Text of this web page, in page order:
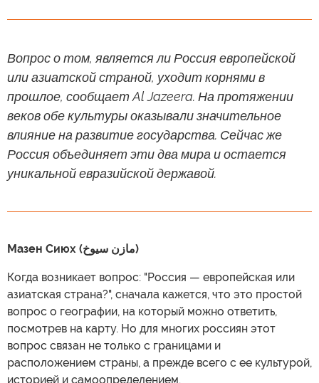
Вопрос о том, является ли Россия европейской
или азиатской страной, уходит корнями в
прошлое, сообщает Al Jazeera. На протяжении
веков обе культуры оказывали значительное
влияние на развитие государства. Сейчас же
Россия объединяет эти два мира и остается
уникальной евразийской державой.
Мазен Сиюх (مازن سيوخ)
Когда возникает вопрос: "Россия — европейская или
азиатская страна?", сначала кажется, что это простой
вопрос о географии, на который можно ответить,
посмотрев на карту. Но для многих россиян этот
вопрос связан не только с границами и
расположением страны, а прежде всего с ее культурой,
историей и самоопределением.